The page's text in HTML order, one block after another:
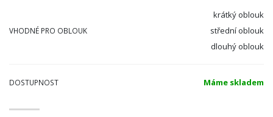
VHODNÉ PRO OBLOUK
krátký oblouk
střední oblouk
dlouhý oblouk
DOSTUPNOST Máme skladem